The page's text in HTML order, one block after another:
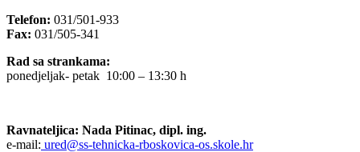
Telefon: 031/501-933
Fax: 031/505-341
Rad sa strankama:
ponedjeljak- petak 10:00 – 13:30 h
Ravnateljica: Nada Pitinac, dipl. ing.
e-mail: ured@ss-tehnicka-rboskovica-os.skole.hr